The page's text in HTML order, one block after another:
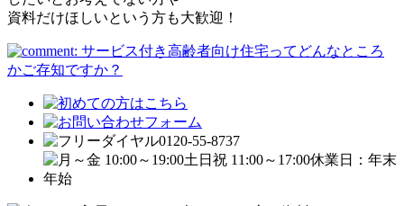
資料だけほしいという方も大歓迎！
サービス付き高齢者向け住宅ってどんなところ
かご存知ですか？